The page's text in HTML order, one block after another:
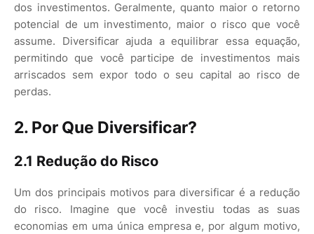
dos investimentos. Geralmente, quanto maior o retorno
potencial de um investimento, maior o risco que você
assume. Diversificar ajuda a equilibrar essa equação,
permitindo que você participe de investimentos mais
arriscados sem expor todo o seu capital ao risco de
perdas.
2. Por Que Diversificar?
2.1 Redução do Risco
Um dos principais motivos para diversificar é a redução
do risco. Imagine que você investiu todas as suas
economias em uma única empresa e, por algum motivo,